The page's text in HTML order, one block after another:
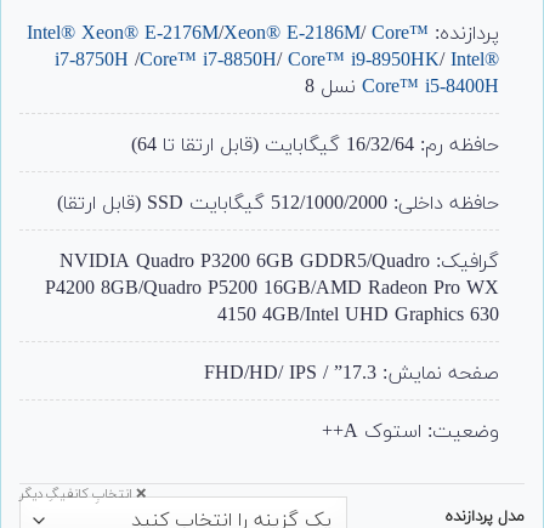
پردازنده: Intel® Xeon® E-2176M/Xeon® E-2186M/Core™
i7-8750H /Core™ i7-8850H/Core™ i9-8950HK/Intel®
Core™ i5-8400Hنسل 8
حافظه رم: 16/32/64 گیگابایت (قابل ارتقا تا 64)
حافظه داخلی: 512/1000/2000 گیگابایت SSD (قابل ارتقا)
گرافیک: NVIDIA Quadro P3200 6GB GDDR5/Quadro
P4200 8GB/Quadro P5200 16GB/AMD Radeon Pro WX
4150 4GB/Intel UHD Graphics 630
صفحه نمایش: 17.3” / FHD/HD/ IPS
وضعیت: استوک A++
مدل پردازنده
❌ انتخابِ کانفیگِ دیگر